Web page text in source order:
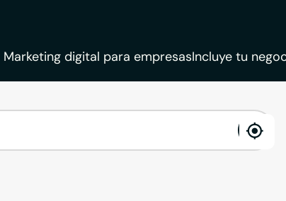
Marketing digital para empresasIncluye tu